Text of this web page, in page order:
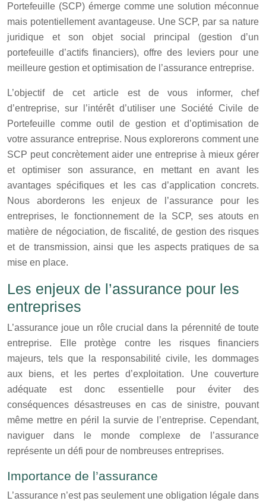
Portefeuille (SCP) émerge comme une solution méconnue
mais potentiellement avantageuse. Une SCP, par sa nature
juridique et son objet social principal (gestion d’un
portefeuille d’actifs financiers), offre des leviers pour une
meilleure gestion et optimisation de l’assurance entreprise.
L’objectif de cet article est de vous informer, chef
d’entreprise, sur l’intérêt d’utiliser une Société Civile de
Portefeuille comme outil de gestion et d’optimisation de
votre assurance entreprise. Nous explorerons comment une
SCP peut concrètement aider une entreprise à mieux gérer
et optimiser son assurance, en mettant en avant les
avantages spécifiques et les cas d’application concrets.
Nous aborderons les enjeux de l’assurance pour les
entreprises, le fonctionnement de la SCP, ses atouts en
matière de négociation, de fiscalité, de gestion des risques
et de transmission, ainsi que les aspects pratiques de sa
mise en place.
Les enjeux de l’assurance pour les
entreprises
L’assurance joue un rôle crucial dans la pérennité de toute
entreprise. Elle protège contre les risques financiers
majeurs, tels que la responsabilité civile, les dommages
aux biens, et les pertes d’exploitation. Une couverture
adéquate est donc essentielle pour éviter des
conséquences désastreuses en cas de sinistre, pouvant
même mettre en péril la survie de l’entreprise. Cependant,
naviguer dans le monde complexe de l’assurance
représente un défi pour de nombreuses entreprises.
Importance de l’assurance
L’assurance n’est pas seulement une obligation légale dans